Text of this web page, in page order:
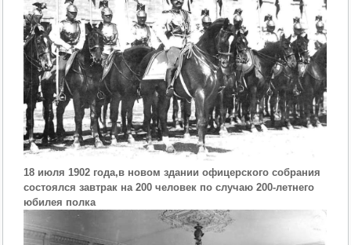
18 июля 1902 года,в новом здании офицерского собрания
состоялся завтрак на 200 человек по случаю 200-летнего
юбилея полка